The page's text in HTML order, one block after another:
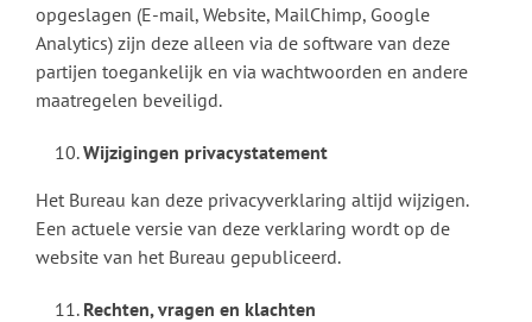
opgeslagen (E-mail, Website, MailChimp, Google
Analytics) zijn deze alleen via de software van deze
partijen toegankelijk en via wachtwoorden en andere
maatregelen beveiligd.
Wijzigingen privacystatement
Het Bureau kan deze privacyverklaring altijd wijzigen.
Een actuele versie van deze verklaring wordt op de
website van het Bureau gepubliceerd.
Rechten, vragen en klachten